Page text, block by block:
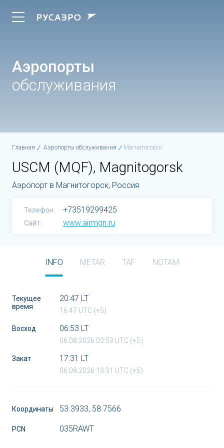
Аэропорты
обслуживания
Главная Аэропорты обслуживания Магнитогорск
USCM (MQF), Magnitogorsk
Аэропорт в Магнитогорск, Россия
Телефон: +73519299425
Сайт: www.airmgn.ru
INFO METAR TAF NOTAM
Текущее
время
20:47 LT
16:47 UTC (+5)
Восход 06:53 LT
06.08.2026 02:53 UTC (+5)
Закат 17:31 LT
06.08.2026 13:31 UTC (+5)
Координаты 53.3933, 58.7566
PCN 035RAWT